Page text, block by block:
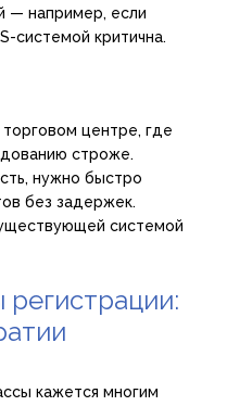
— например, если
системой критична.
центре, где
строже.
нужно быстро
без задержек.
системой
кажется многим